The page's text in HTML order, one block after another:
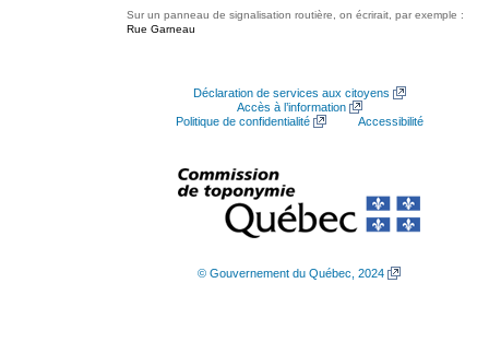
Sur un panneau de signalisation routière, on écrirait, par exemple :
Rue Garneau
Déclaration de services aux citoyens
Accès à l’information
Politique de confidentialité
Accessibilité
© Gouvernement du Québec, 2024